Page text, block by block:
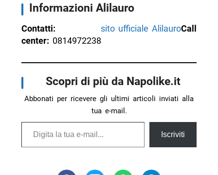
Informazioni Alilauro
Contatti: sito ufficiale AlilauroCall
center: 0814972238
Scopri di più da Napolike.it
Abbonati per ricevere gli ultimi articoli inviati alla
tua e-mail.
Digita la tua e-mail...
Iscriviti